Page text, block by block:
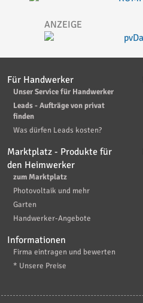
Für Handwerker
Unser Service für Handwerker
Leads - Aufträge von privat
finden
Was dürfen Leads kosten?
Marktplatz - Produkte für
den Heimwerker
zum Marktplatz
Photovoltaik und mehr
Garten
Handwerker-Angebote
Informationen
Firma eintragen und bewerten
* Unsere Preise